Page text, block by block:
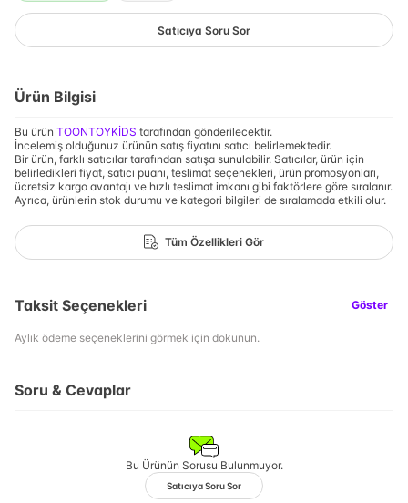
Satıcıya Soru Sor
Ürün Bilgisi
Bu ürün TOONTOYKİDS tarafından gönderilecektir.
İncelemiş olduğunuz ürünün satış fiyatını satıcı belirlemektedir.
Bir ürün, farklı satıcılar tarafından satışa sunulabilir. Satıcılar, ürün için
belirledikleri fiyat, satıcı puanı, teslimat seçenekleri, ürün promosyonları,
ücretsiz kargo avantajı ve hızlı teslimat imkanı gibi faktörlere göre sıralanır.
Ayrıca, ürünlerin stok durumu ve kategori bilgileri de sıralamada etkili olur.
Tüm Özellikleri Gör
Taksit Seçenekleri Göster
Aylık ödeme seçeneklerini görmek için dokunun.
Soru & Cevaplar
Bu Ürünün Sorusu Bulunmuyor.
Satıcıya Soru Sor